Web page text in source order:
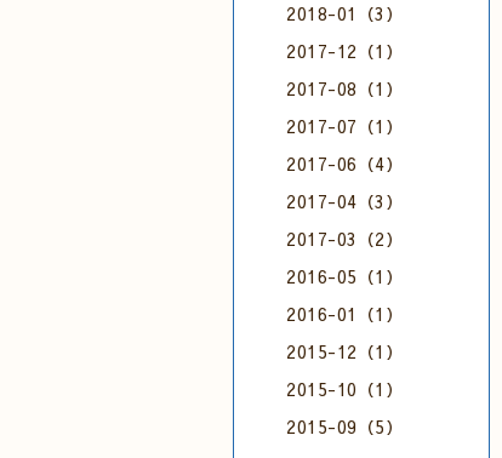
2018-01（3）
2017-12（1）
2017-08（1）
2017-07（1）
2017-06（4）
2017-04（3）
2017-03（2）
2016-05（1）
2016-01（1）
2015-12（1）
2015-10（1）
2015-09（5）